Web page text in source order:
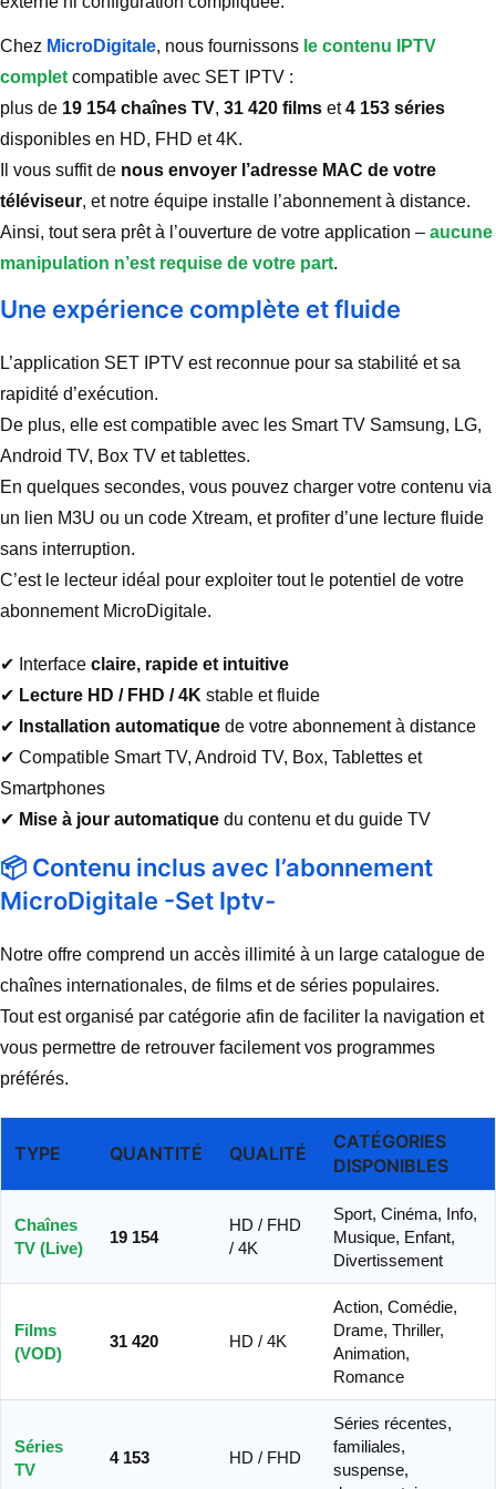
Chez MicroDigitale, nous fournissons le contenu IPTV
complet compatible avec SET IPTV :
plus de 19 154 chaînes TV, 31 420 films et4 153 séries
disponibles en HD, FHD et 4K.
Il vous suffit de nous envoyer l’adresse MAC de votre
téléviseur, et notre équipe installe l’abonnement à distance.
Ainsi, tout sera prêt à l’ouverture de votre application – aucune
manipulation n’est requise de votre part.
Une expérience complète et fluide
L’application SET IPTV est reconnue pour sa stabilité et sa
rapidité d’exécution.
De plus, elle est compatible avec les Smart TV Samsung, LG,
Android TV, Box TV et tablettes.
En quelques secondes, vous pouvez charger votre contenu via
un lien M3U ou un code Xtream, et profiter d’une lecture fluide
sans interruption.
C’est le lecteur idéal pour exploiter tout le potentiel de votre
abonnement MicroDigitale.
✔ Interface claire, rapide et intuitive
✔ Lecture HD / FHD / 4K stable et fluide
✔ Installation automatique de votre abonnement à distance
✔ Compatible Smart TV, Android TV, Box, Tablettes et
Smartphones
✔ Mise à jour automatique du contenu et du guide TV
📦 Contenu inclus avec l’abonnement
MicroDigitale -Set Iptv-
Notre offre comprend un accès illimité à un large catalogue de
chaînes internationales, de films et de séries populaires.
Tout est organisé par catégorie afin de faciliter la navigation et
vous permettre de retrouver facilement vos programmes
préférés.
TYPE QUANTITÉ QUALITÉ
CATÉGORIES
DISPONIBLES
Chaînes
TV (Live)
19 154
HD / FHD
/ 4K
Sport, Cinéma, Info,
Musique, Enfant,
Divertissement
Films
(VOD)
31 420 HD / 4K
Action, Comédie,
Drame, Thriller,
Animation,
Romance
Séries
TV
4 153 HD / FHD
Séries récentes,
familiales,
suspense,